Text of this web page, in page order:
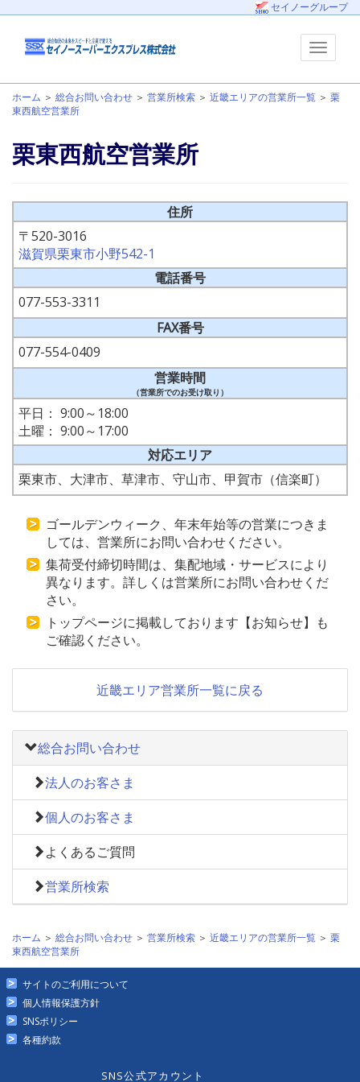
セイノーグループ
ホーム ＞ 総合お問い合わせ ＞ 営業所検索 ＞ 近畿エリアの営業所一覧 ＞ 栗
東西航空営業所
栗東西航空営業所
住所
〒520-3016
滋賀県栗東市小野542-1
電話番号
077-553-3311
FAX番号
077-554-0409
営業時間
（営業所でのお受け取り）
平日： 9:00～18:00
土曜： 9:00～17:00
対応エリア
栗東市、大津市、草津市、守山市、甲賀市（信楽町）
ゴールデンウィーク、年末年始等の営業につきま
しては、営業所にお問い合わせください。
集荷受付締切時間は、集配地域・サービスにより
異なります。詳しくは営業所にお問い合わせくだ
さい。
トップページに掲載しております【お知らせ】も
ご確認ください。
近畿エリア営業所一覧に戻る
総合お問い合わせ
法人のお客さま
個人のお客さま
よくあるご質問
営業所検索
ホーム ＞ 総合お問い合わせ ＞ 営業所検索 ＞ 近畿エリアの営業所一覧 ＞ 栗
東西航空営業所
サイトのご利用について
個人情報保護方針
SNSポリシー
各種約款
SNS公式アカウント